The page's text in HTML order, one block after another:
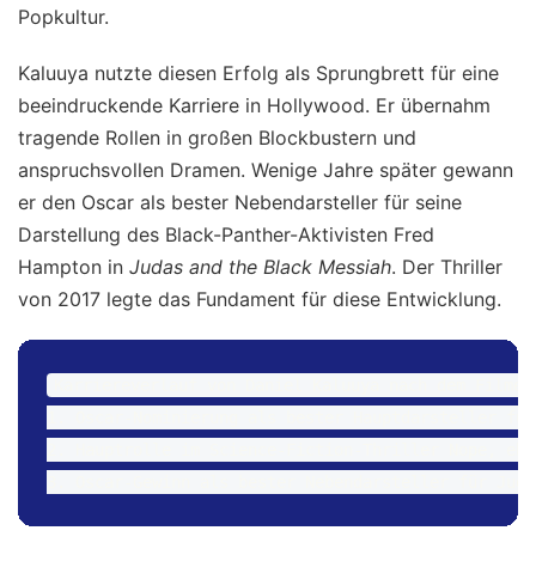
Popkultur.
Kaluuya nutzte diesen Erfolg als Sprungbrett für eine
beeindruckende Karriere in Hollywood. Er übernahm
tragende Rollen in großen Blockbustern und
anspruchsvollen Dramen. Wenige Jahre später gewann
er den Oscar als bester Nebendarsteller für seine
Darstellung des Black-Panther-Aktivisten Fred
Hampton in Judas and the Black Messiah. Der Thriller
von 2017 legte das Fundament für diese Entwicklung.